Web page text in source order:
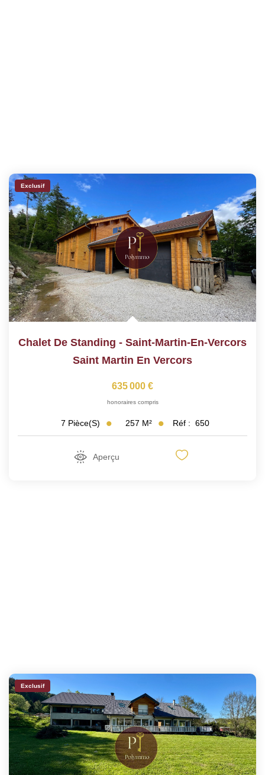
Exclusif
Chalet De Standing - Saint-Martin-En-Vercors
Saint Martin En Vercors
635 000 €
honoraires compris
7 Pièce(s) 257 M² Réf : 650
Aperçu
Exclusif